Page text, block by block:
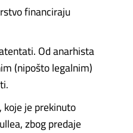
financiraju
Od anarhista
(nipošto legalnim)
je prekinuto
zbog predaje